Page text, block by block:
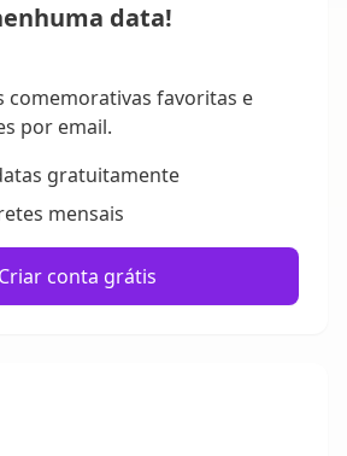
data!
comemorativas favoritas e
por email.
gratuitamente
mensais
Criar conta grátis